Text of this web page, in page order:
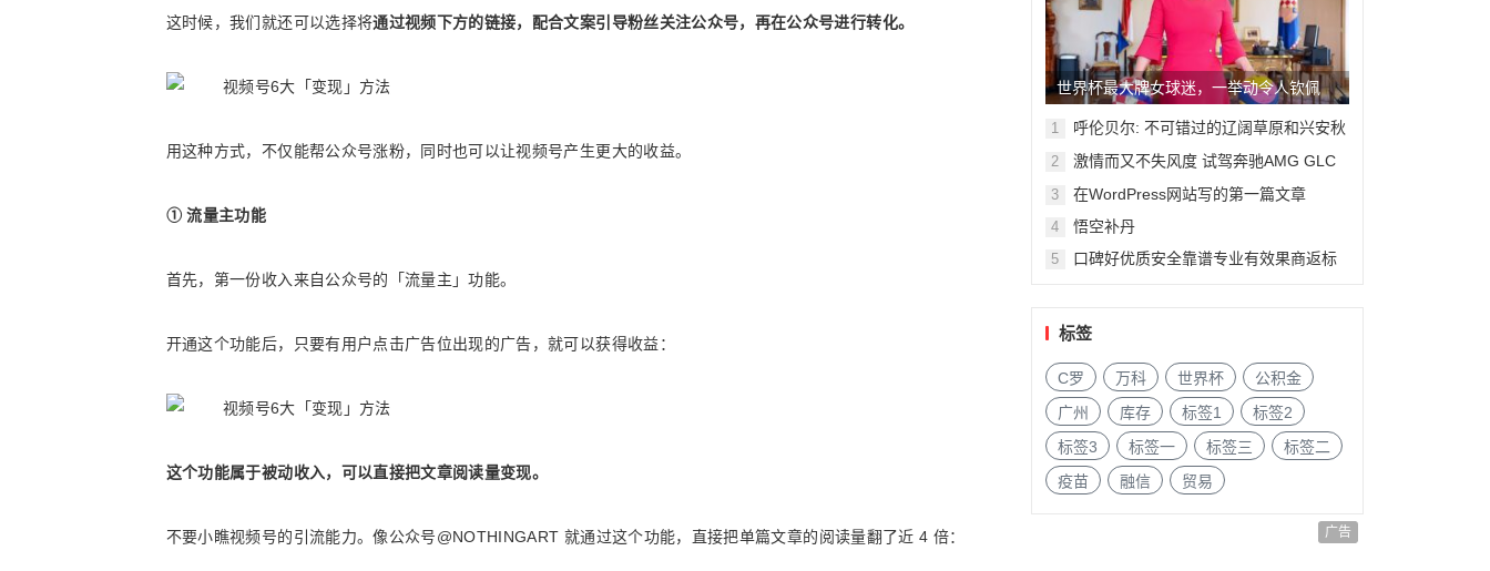
这时候，我们就还可以选择将通过视频下方的链接，配合文案引导粉丝关注公众号，再在公众号进行转化。
用这种方式，不仅能帮公众号涨粉，同时也可以让视频号产生更大的收益。
① 流量主功能
首先，第一份收入来自公众号的「流量主」功能。
开通这个功能后，只要有用户点击广告位出现的广告，就可以获得收益：
这个功能属于被动收入，可以直接把文章阅读量变现。
不要小瞧视频号的引流能力。像公众号@NOTHINGART 就通过这个功能，直接把单篇文章的阅读量翻了近 4 倍：
世界杯最大牌女球迷，一举动令人钦佩
1
呼伦贝尔: 不可错过的辽阔草原和兴安秋
2
激情而又不失风度 试驾奔驰AMG GLC
3 在WordPress网站写的第一篇文章
4 悟空补丹
5
口碑好优质安全靠谱专业有效果商返标
标签
C罗 万科 世界杯
公积金
广州
库存 标签1
标签2
标签3
标签一 标签三
标签二
疫苗
融信 贸易
广告